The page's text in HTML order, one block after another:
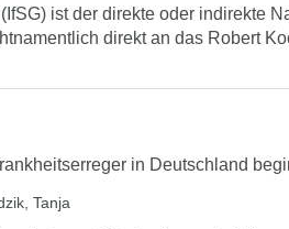
ist der direkte oder indirekte
direkt an das Robert
in Deutschland
Tanja